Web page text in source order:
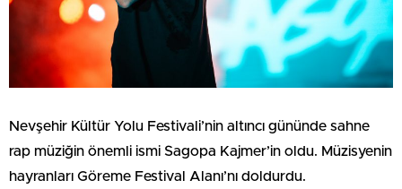
Nevşehir Kültür Yolu Festivali’nin altıncı gününde sahne
rap müziğin önemli ismi Sagopa Kajmer’in oldu. Müzisyenin
hayranları Göreme Festival Alanı’nı doldurdu.